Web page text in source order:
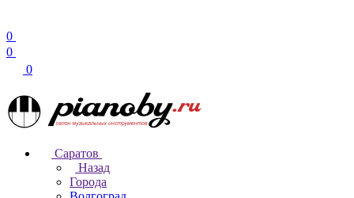
0
0
0
Саратов
Назад
Города